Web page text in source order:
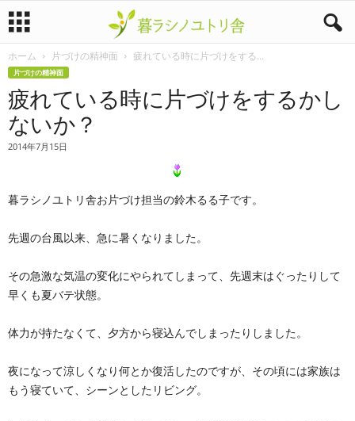
暮
ラ
シ
ユ
ト
ホーム 片づけの精神面 疲れている時に片づけをする...
片づけの精神面
疲れている時に片づけをするかし
ないか？
2014年7月15日
暮ラシノユトリ舎お片づけ担当の鈴木るる子です。
先週の台風以来、急に暑くなりました。
その急激な気温の変化にやられてしまって、先週末はぐったりして
早くも夏バテ状態。
体力が持たなくて、夕方から寝込んでしまったりしました。
夜になって涼しくなり何とか復活したのですが、その頃には家族は
もう寝ていて、シーンとしたリビング。